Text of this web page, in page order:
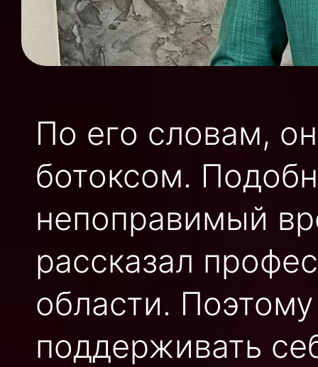
По его словам,
ботоксом.
непоправимый
рассказал
области.
поддерживать